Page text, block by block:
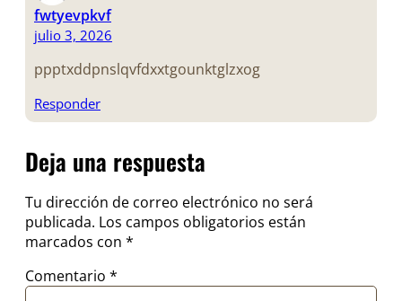
fwtyevpkvf
julio 3, 2026
ppptxddpnslqvfdxxtgounktglzxog
Responder
Deja una respuesta
Tu dirección de correo electrónico no será
publicada. Los campos obligatorios están
marcados con *
Comentario *